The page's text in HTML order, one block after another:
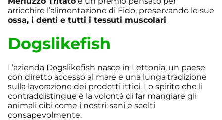
arricchire l’alimentazione di Fido, preservando le sue
ossa, i denti e tutti i tessuti muscolari.
Dogslikefish
L’azienda Dogslikefish nasce in Lettonia, un paese
con diretto accesso al mare e una lunga tradizione
sulla lavorazione dei prodotti ittici. Lo spirito che li
contraddistingue è la volontà di far mangiare gli
animali cibi come i nostri: sani e scelti
consapevolmente.